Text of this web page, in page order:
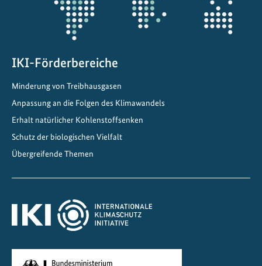
IKI-Förderbereiche
Minderung von Treibhausgasen
Anpassung an die Folgen des Klimawandels
Erhalt natürlicher Kohlenstoffsenken
Schutz der biologischen Vielfalt
Übergreifende Themen